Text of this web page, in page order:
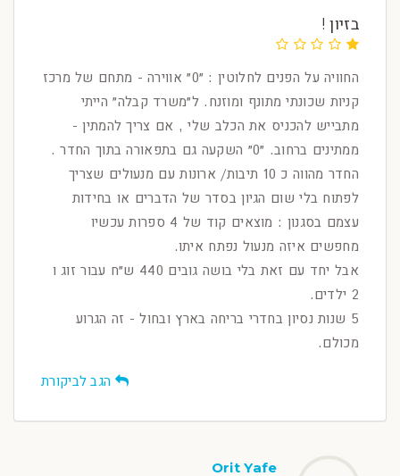
בזיון !
החוויה על הפנים לחלוטין : ״0״ אווירה - מתחם של מרכז
קניות שכונתי מתונף ומוזנח. ל״משרד קבלה״ הייתי
מתבייש להכניס את הכלב שלי , אם צריך להמתין -
ממתינים ברחוב. ״0״ השקעה גם בתפאורה בתוך החדר .
החדר מהווה כ 10 תיבות/ ארונות עם מנעולים שצריך
לפתוח בלי שום הגיון בסדר של הדברים או בחידות
עצמם בסגנון : מוצאים קוד של 4 ספרות עכשיו
מחפשים איזה מנעול נפתח איתו.
אבל יחד עם זאת בלי בושה גובים 440 ש״ח עבור זוג ו
2 ילדים.
5 שנות נסיון בחדרי בריחה בארץ ובחול - זה הגרוע
מכולם.
הגב לביקורת
Orit Yafe